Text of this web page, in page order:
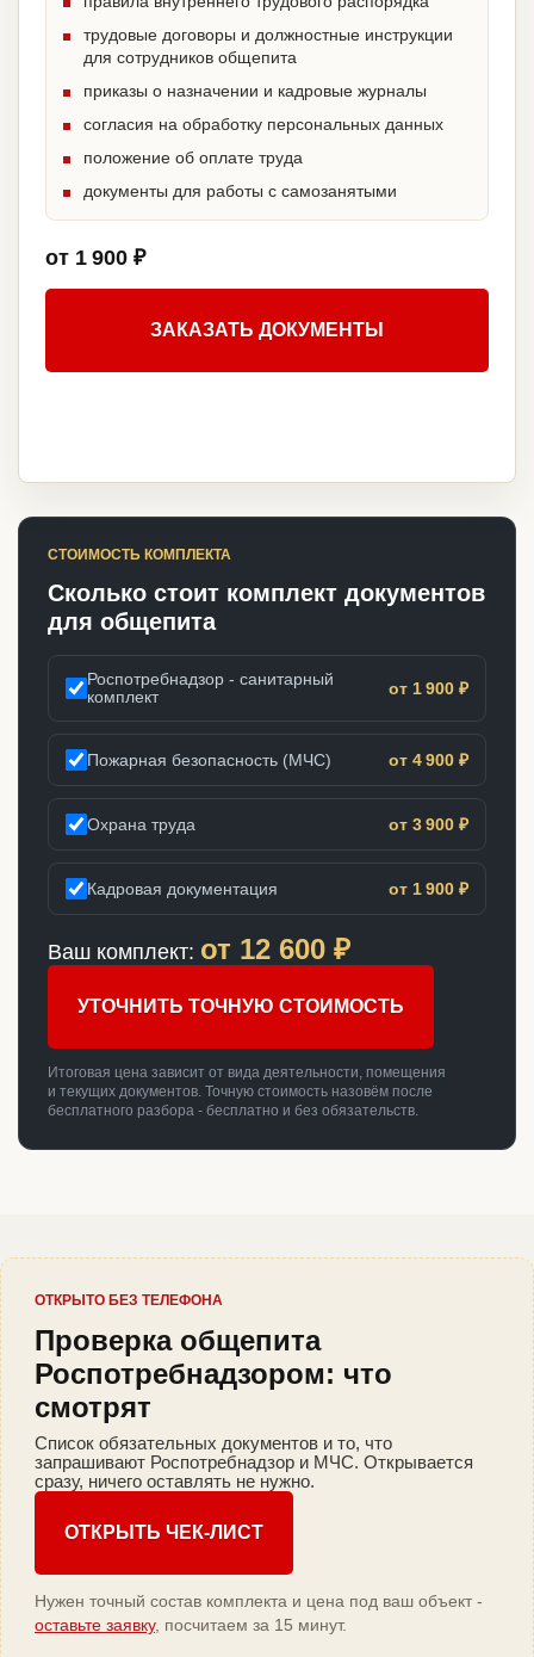
трудовые договоры и должностные инструкции
для сотрудников общепита
приказы о назначении и кадровые журналы
согласия на обработку персональных данных
положение об оплате труда
документы для работы с самозанятыми
от 1 900 ₽
ЗАКАЗАТЬ ДОКУМЕНТЫ
СТОИМОСТЬ КОМПЛЕКТА
Сколько стоит комплект документов
для общепита
Роспотребнадзор - санитарный
комплект
от 1 900 ₽
Пожарная безопасность (МЧС) от 4 900 ₽
Охрана труда от 3 900 ₽
Кадровая документация от 1 900 ₽
Ваш комплект: от 12 600 ₽
УТОЧНИТЬ ТОЧНУЮ СТОИМОСТЬ
Итоговая цена зависит от вида деятельности, помещения
и текущих документов. Точную стоимость назовём после
бесплатного разбора - бесплатно и без обязательств.
ОТКРЫТО БЕЗ ТЕЛЕФОНА
Проверка общепита
Роспотребнадзором: что
смотрят
Список обязательных документов и то, что
запрашивают Роспотребнадзор и МЧС. Открывается
сразу, ничего оставлять не нужно.
ОТКРЫТЬ ЧЕК-ЛИСТ
Нужен точный состав комплекта и цена под ваш объект -
оставьте заявку, посчитаем за 15 минут.